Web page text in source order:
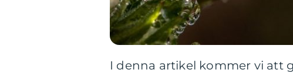
I denna artikel kommer vi att